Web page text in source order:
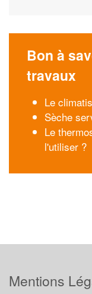
Bon à
travaux
Le
Sèche
Le
l'utiliser ?
Mentions